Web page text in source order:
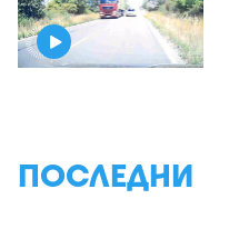
ПОСЛЕДНИ